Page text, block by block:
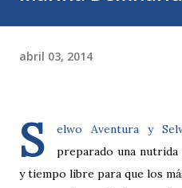
abril 03, 2014
S
elwo Aventura y
preparado una
y tiempo libre para que los